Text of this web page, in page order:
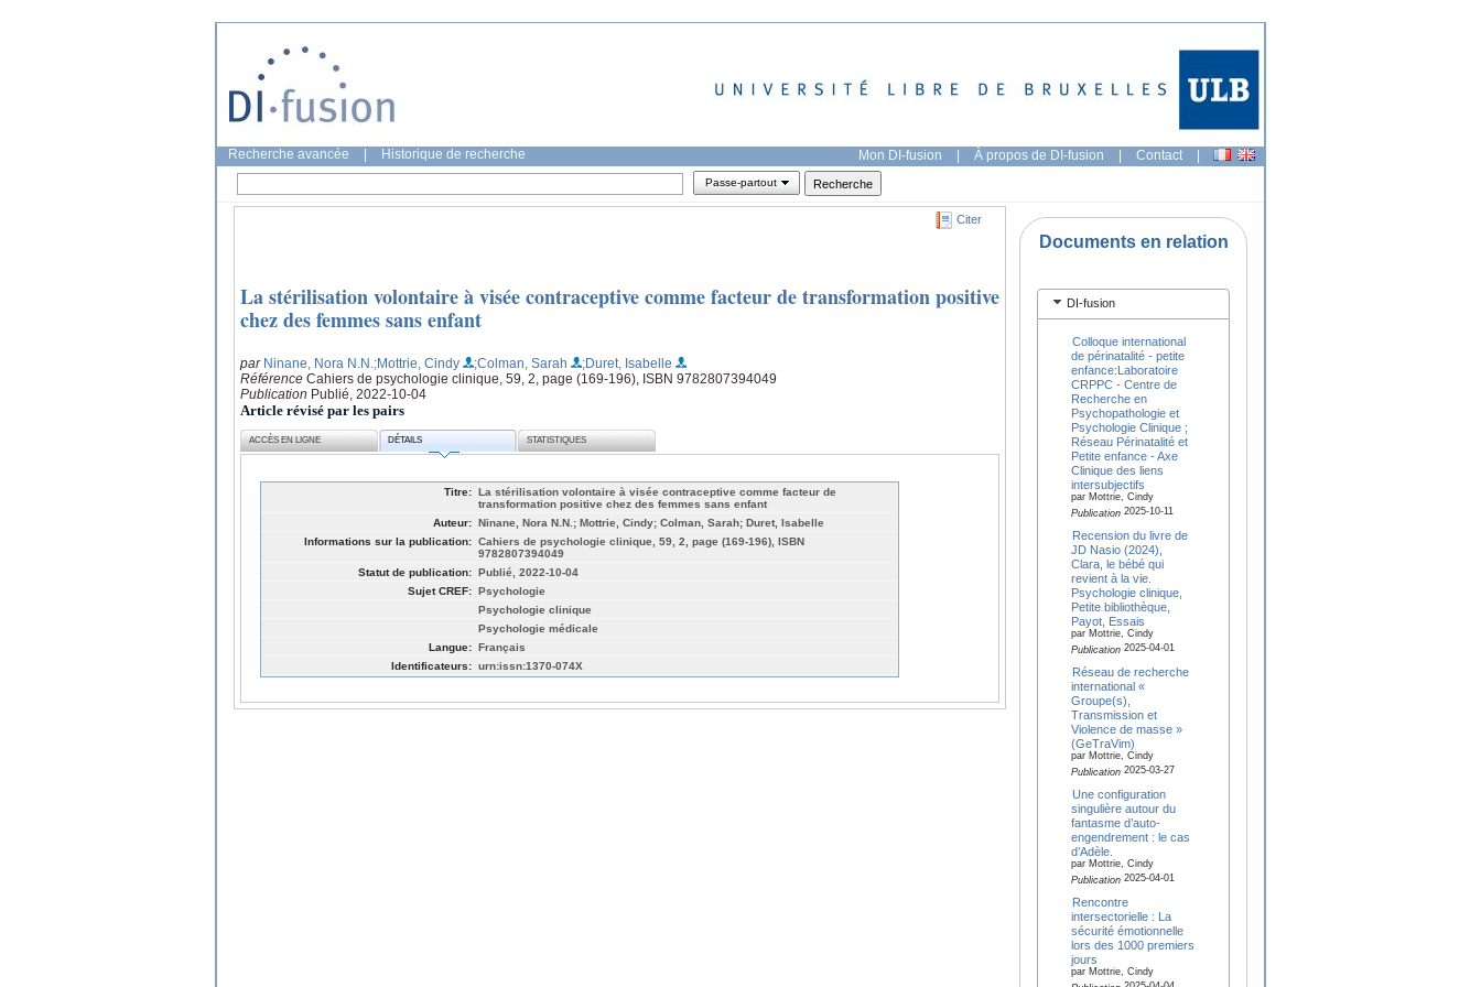
Recherche avancée Historique de recherche Mon DI-fusion | À propos de DI-fusion | Contact |
Passe-partout
Citer
La stérilisation volontaire à visée contraceptive comme facteur de transformation positive
chez des femmes sans enfant
par Ninane, Nora N.N. ;Mottrie, Cindy ;Colman, Sarah
;Duret, Isabelle
Référence Cahiers de psychologie clinique, 59, 2, page (169-196), ISBN 9782807394049
Publication Publié, 2022-10-04
Article révisé par les pairs
ACCÈS EN LIGNE DÉTAILS STATISTIQUES
Titre: La stérilisation volontaire à visée contraceptive comme facteur de
transformation positive chez des femmes sans enfant
Auteur: Ninane, Nora N.N.; Mottrie, Cindy; Colman, Sarah; Duret, Isabelle
Informations sur la publication: Cahiers de psychologie clinique, 59, 2, page (169-196), ISBN
9782807394049
Statut de publication: Publié, 2022-10-04
Sujet CREF: Psychologie
Psychologie clinique
Psychologie médicale
Langue: Français
Identificateurs: urn:issn:1370-074X
Documents en relation
DI-fusion
Colloque international
de périnatalité - petite
enfance:Laboratoire
CRPPC - Centre de
Recherche en
Psychopathologie et
Psychologie Clinique ;
Réseau Périnatalité et
Petite enfance - Axe
Clinique des liens
intersubjectifs
par Mottrie, Cindy
Publication2025-10-11
Recension du livre de
JD Nasio (2024),
Clara, le bébé qui
revient à la vie.
Psychologie clinique,
Petite bibliothèque,
Payot, Essais
par Mottrie, Cindy
Publication2025-04-01
Réseau de recherche
international «
Groupe(s),
Transmission et
Violence de masse »
(GeTraVim)
par Mottrie, Cindy
Publication2025-03-27
Une configuration
singulière autour du
fantasme d’auto-
engendrement : le cas
d’Adèle.
par Mottrie, Cindy
Publication2025-04-01
Rencontre
intersectorielle : La
sécurité émotionnelle
lors des 1000 premiers
jours
par Mottrie, Cindy